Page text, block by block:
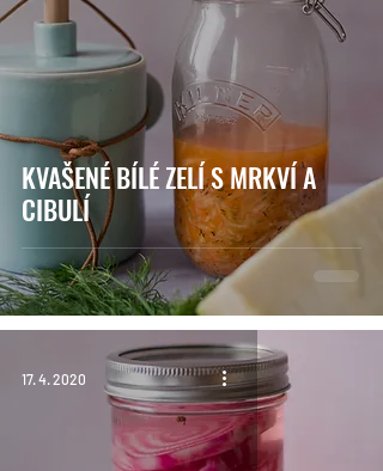
KVAŠENÉ BÍLÉ ZELÍ S MRKVÍ A
CIBULÍ
17. 4. 2020